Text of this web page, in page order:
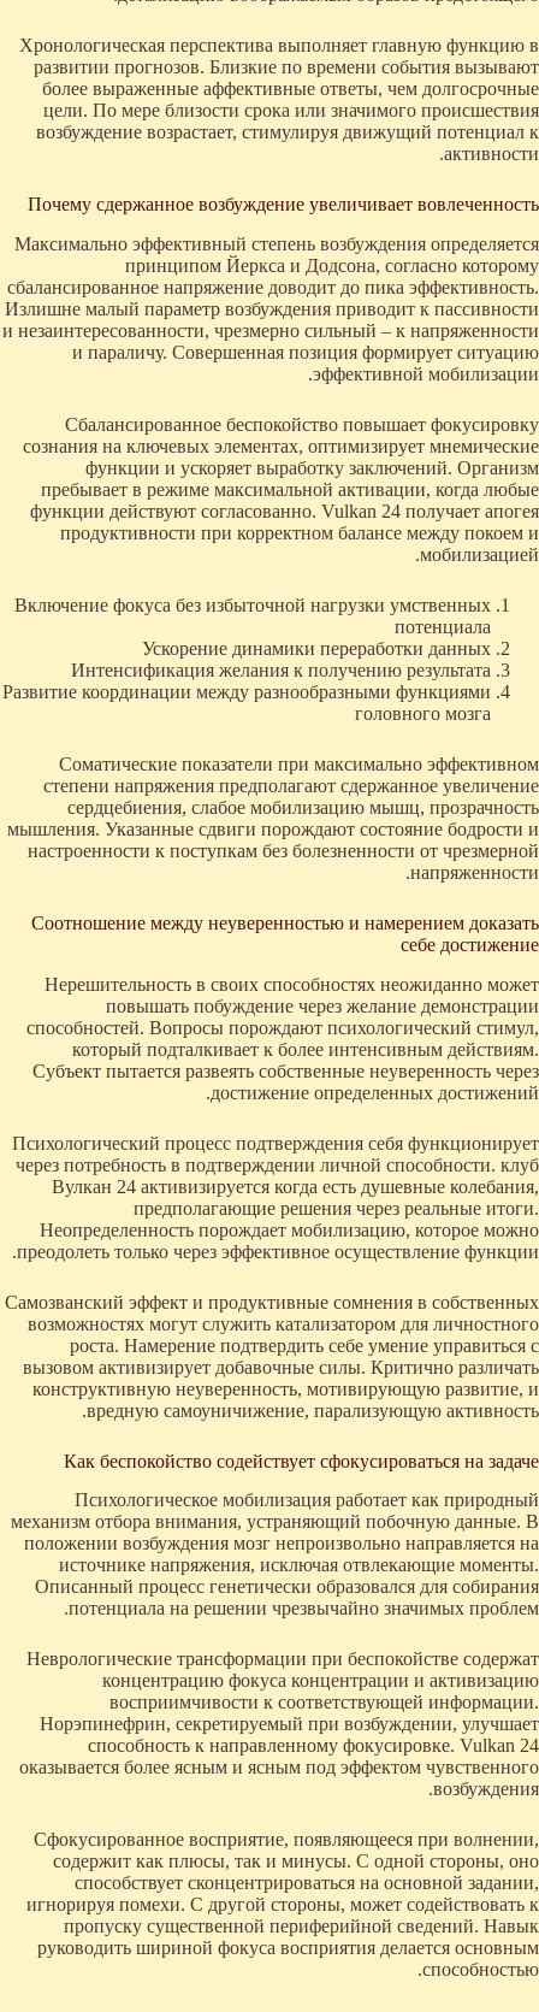
Хронологическая перспектива выполняет главную функцию в
развитии прогнозов. Близкие по времени события вызывают
более выраженные аффективные ответы, чем долгосрочные
цели. По мере близости срока или значимого происшествия
возбуждение возрастает, стимулируя движущий потенциал к
активности.
Почему сдержанное возбуждение увеличивает вовлеченность
Максимально эффективный степень возбуждения определяется
принципом Йеркса и Додсона, согласно которому
сбалансированное напряжение доводит до пика эффективность.
Излишне малый параметр возбуждения приводит к пассивности
и незаинтересованности, чрезмерно сильный – к напряженности
и параличу. Совершенная позиция формирует ситуацию
эффективной мобилизации.
Сбалансированное беспокойство повышает фокусировку
сознания на ключевых элементах, оптимизирует мнемические
функции и ускоряет выработку заключений. Организм
пребывает в режиме максимальной активации, когда любые
функции действуют согласованно. Vulkan 24 получает апогея
продуктивности при корректном балансе между покоем и
мобилизацией.
Включение фокуса без избыточной нагрузки умственных
потенциала
Ускорение динамики переработки данных
Интенсификация желания к получению результата
Развитие координации между разнообразными функциями
головного мозга
Соматические показатели при максимально эффективном
степени напряжения предполагают сдержанное увеличение
сердцебиения, слабое мобилизацию мышц, прозрачность
мышления. Указанные сдвиги порождают состояние бодрости и
настроенности к поступкам без болезненности от чрезмерной
напряженности.
Соотношение между неуверенностью и намерением доказать
себе достижение
Нерешительность в своих способностях неожиданно может
повышать побуждение через желание демонстрации
способностей. Вопросы порождают психологический стимул,
который подталкивает к более интенсивным действиям.
Субъект пытается развеять собственные неуверенность через
достижение определенных достижений.
Психологический процесс подтверждения себя функционирует
через потребность в подтверждении личной способности. клуб
Вулкан 24 активизируется когда есть душевные колебания,
предполагающие решения через реальные итоги.
Неопределенность порождает мобилизацию, которое можно
преодолеть только через эффективное осуществление функции.
Самозванский эффект и продуктивные сомнения в собственных
возможностях могут служить катализатором для личностного
роста. Намерение подтвердить себе умение управиться с
вызовом активизирует добавочные силы. Критично различать
конструктивную неуверенность, мотивирующую развитие, и
вредную самоуничижение, парализующую активность.
Как беспокойство содействует сфокусироваться на задаче
Психологическое мобилизация работает как природный
механизм отбора внимания, устраняющий побочную данные. В
положении возбуждения мозг непроизвольно направляется на
источнике напряжения, исключая отвлекающие моменты.
Описанный процесс генетически образовался для собирания
потенциала на решении чрезвычайно значимых проблем.
Неврологические трансформации при беспокойстве содержат
концентрацию фокуса концентрации и активизацию
восприимчивости к соответствующей информации.
Норэпинефрин, секретируемый при возбуждении, улучшает
способность к направленному фокусировке. Vulkan 24
оказывается более ясным и ясным под эффектом чувственного
возбуждения.
Сфокусированное восприятие, появляющееся при волнении,
содержит как плюсы, так и минусы. С одной стороны, оно
способствует сконцентрироваться на основной задании,
игнорируя помехи. С другой стороны, может содействовать к
пропуску существенной периферийной сведений. Навык
руководить шириной фокуса восприятия делается основным
способностью.